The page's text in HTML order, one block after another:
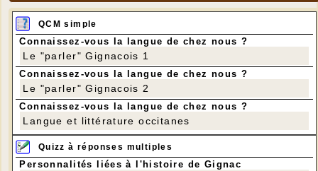
QCM simple
Connaissez-vous la langue de chez nous ?
Le "parler" Gignacois 1
Connaissez-vous la langue de chez nous ?
Le "parler" Gignacois 2
Connaissez-vous la langue de chez nous ?
Langue et littérature occitanes
Quizz à réponses multiples
Personnalités liées à l'histoire de Gignac